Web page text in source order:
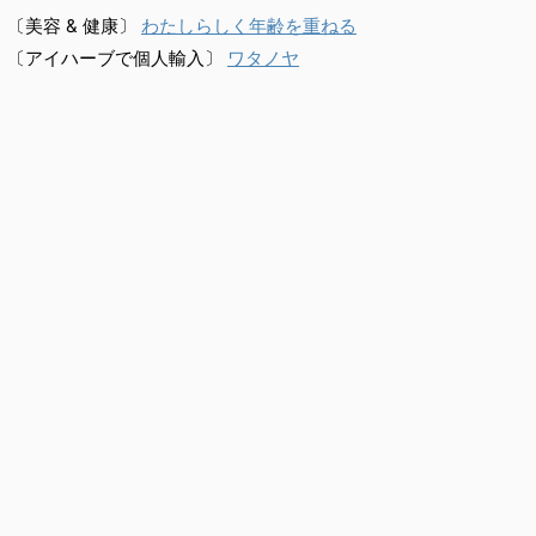
〔美容 & 健康〕 わたしらしく年齢を重ねる
〔アイハーブで個人輸入〕
ワタノヤ